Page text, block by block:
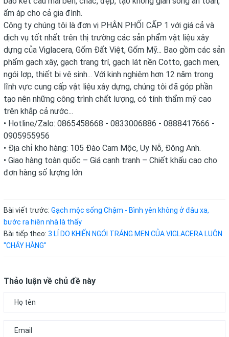
ấm áp cho cả gia đình.
Công ty chúng tôi là đơn vị PHÂN PHỐI CẤP 1 với giá cả và
dịch vụ tốt nhất trên thị trường các sản phẩm vật liệu xây
dựng của Viglacera, Gốm Đất Việt, Gốm Mỹ... Bao gồm các sản
phẩm gạch xây, gạch trang trí, gạch lát nền Cotto, gạch men,
ngói lợp, thiết bị vệ sinh... Với kinh nghiệm hơn 12 năm trong
lĩnh vực cung cấp vật liệu xây dựng, chúng tôi đã góp phần
tạo nên những công trình chất lượng, có tính thẩm mỹ cao
trên khắp cả nước...
• Hotline/Zalo: 0865458668 - 0833006886 - 0888417666 -
0905955956
• Địa chỉ kho hàng: 105 Đào Cam Mộc, Uy Nỗ, Đông Anh.
• Giao hàng toàn quốc – Giá cạnh tranh – Chiết khấu cao cho
đơn hàng số lượng lớn
Bài viết trước: Gạch mộc sống Chậm - Bình yên không ở đâu xa,
bước ra hiên nhà là thấy
Bài tiếp theo: 3 LÍ DO KHIẾN NGÓI TRÁNG MEN CỦA VIGLACERA LUÔN
"CHÁY HÀNG"
Thảo luận về chủ đề này